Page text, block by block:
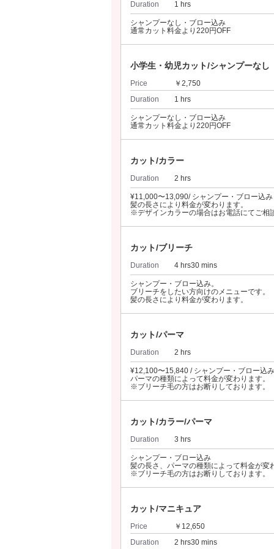
Duration
1 hrs
シャンプーなし・ブロー込み
通常カット料金より220円OFF
小学生・幼児カット/シャンプーなし
Price
￥2,750
Duration
1 hrs
シャンプーなし・ブロー込み
通常カット料金より220円OFF
カット/カラー
Duration 2 hrs
¥11,000〜13,090/ シャンプー・ブロー込み
髪の長さにより料金が変わります。
※デザインカラーの場合はお電話にてご相
カット/ブリーチ
Duration 4 hrs30 mins
シャンプー・ブロー込み。
ブリーチをしたい方向けのメニューです。
髪の長さにより料金が変わります。
カット/パーマ
Duration 2 hrs
¥12,100〜15,840 / シャンプー・ブロー込み
パーマの種類によって料金が変わります。
※ブリーチ毛の方はお断りしております。
カット/カラー/パーマ
Duration 3 hrs
シャンプー・ブロー込み
髪の長さ、パーマの種類によって料金が変
※ブリーチ毛の方はお断りしております。
カット/マニキュア
Price
￥12,650
Duration
2 hrs30 mins